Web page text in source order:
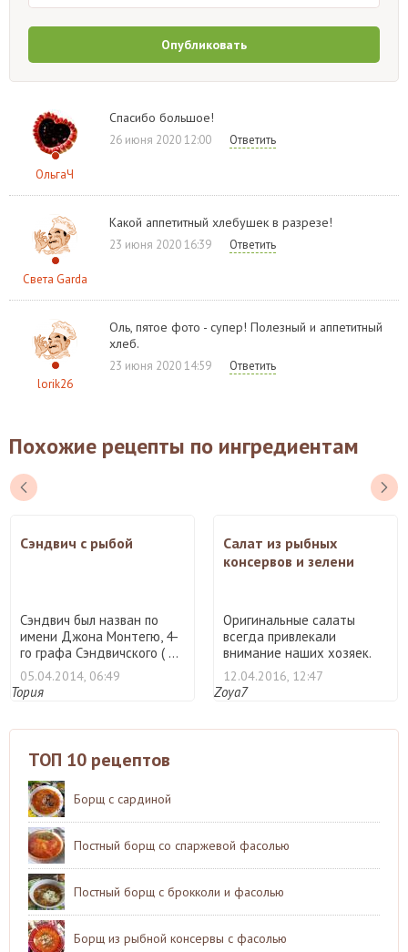
Опубликовать
ОльгаЧ
Спасибо большое!
26 июня 2020 12:00 Ответить
Света Garda
Какой аппетитный хлебушек в разрезе!
23 июня 2020 16:39 Ответить
lorik26
Оль, пятое фото - супер! Полезный и аппетитный
хлеб.
23 июня 2020 14:59 Ответить
Похожие рецепты по ингредиентам
Сэндвич с рыбой
Сэндвич был назван по
имени Джона Монтегю, 4-
го графа Сэндвичского ( ...
05.04.2014, 06:49
Тория
Салат из рыбных
консервов и зелени
Оригинальные салаты
всегда привлекали
внимание наших хозяек.
Всё са ...
12.04.2016, 12:47
Zoya7
ТОП 10 рецептов
Борщ с сардиной
Постный борщ со спаржевой фасолью
Постный борщ с брокколи и фасолью
Борщ из рыбной консервы с фасолью